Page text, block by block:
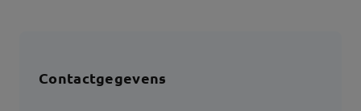
Contactgegevens